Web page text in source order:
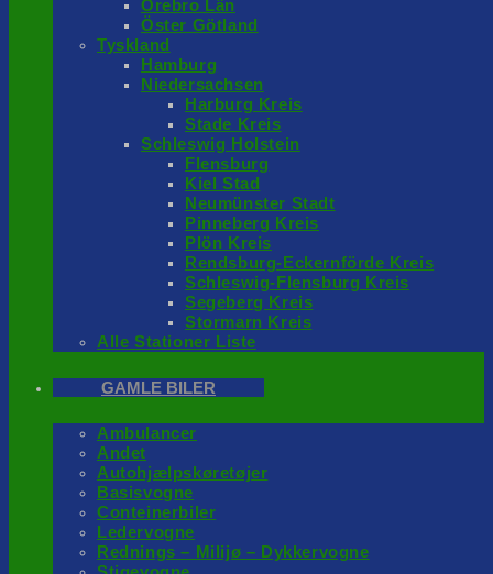
Örebro Län
Öster Götland
Tyskland
Hamburg
Niedersachsen
Harburg Kreis
Stade Kreis
Schleswig Holstein
Flensburg
Kiel Stad
Neumünster Stadt
Pinneberg Kreis
Plön Kreis
Rendsburg-Eckernförde Kreis
Schleswig-Flensburg Kreis
Segeberg Kreis
Stormarn Kreis
Alle Stationer Liste
GAMLE BILER
Ambulancer
Andet
Autohjælpskøretøjer
Basisvogne
Conteinerbiler
Ledervogne
Rednings – Milijø – Dykkervogne